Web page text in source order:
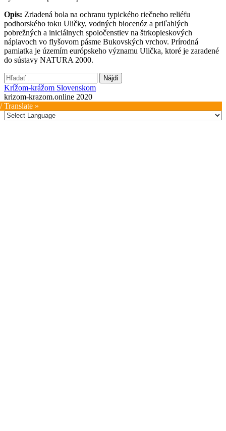
Opis: Zriadená bola na ochranu typického riečneho reliéfu
podhorského toku Uličky, vodných biocenóz a priľahlých
pobrežných a iniciálnych spoločenstiev na štrkopieskových
náplavoch vo flyšovom pásme Bukovských vrchov. Prírodná
pamiatka je územím európskeho významu Ulička, ktoré je zaradené
do sústavy NATURA 2000.
Hľadať:
Krížom-krážom Slovenskom
krizom-krazom.online 2020
Translate »